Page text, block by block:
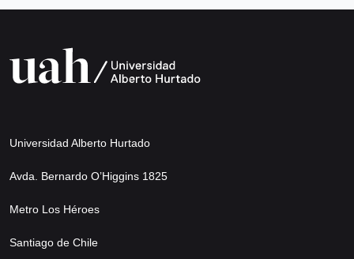
Universidad Alberto Hurtado
Avda. Bernardo O’Higgins 1825
Metro Los Héroes
Santiago de Chile